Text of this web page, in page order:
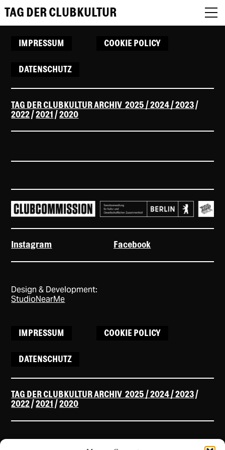
Submission Festival Week
Jury
TAG DER CLUBKULTUR
IMPRESSUM COOKIE POLICY
DATENSCHUTZ
TAG DER CLUBKULTUR ARCHIV2025 /2024 / 2023 /
2022 /2021 /2020
Instagram Facebook
Design & Development:
StudioNearMe
IMPRESSUM COOKIE POLICY
DATENSCHUTZ
TAG DER CLUBKULTUR ARCHIV2025 /2024/ 2023/
2022/2021 /2020
SPONSORS